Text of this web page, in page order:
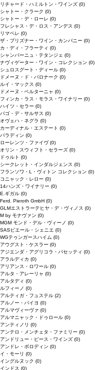
リチャード・ハミルトン・ワインズ (0)
シャトー・クラーク (0)
シャトー・デ・ローレ (0)
フレシャス・デ・ロス・アンデス (0)
リマペレ (0)
ザ・プリズナー・ワイン・カンパニー (0)
カ・ディ・フラーティ (0)
シャンパーニュ・テタンジェ (0)
ナヴィゲーター・ワイン・コレクション (0)
シュロスグート・ディール (0)
ドメーヌ・ド・バロナーク (0)
ルイ・マックス (0)
ドメーヌ・ベルターニャ (0)
フィンカ・ラス・モラス・ワイナリー (0)
ハイツ・セラー (0)
パゴ・デ・サルサス (0)
オヴェハ・ネグラ (0)
カーディナル・エステート (0)
パラディン (0)
ローレンツ・ファイヴ(0)
オリン・スウィフト・セラーズ (0)
ドゥルト (0)
シークレット・インダルジェンス (0)
フランソワ・L・ヴィトン コレクション (0)
コニャック・レロー (0)
14ハンズ・ワイナリー (0)
E.ギガル (0)
Ferd. Pieroth GmbH (0)
GLMエストラーテヒヤ・デ・ヴィノス (0)
M by モナヴァン (0)
MGM モンド・デル・ヴィーノ (0)
SASピエール・シェニエ (0)
WGテゥンガースハイム (0)
アウグスト・ケスラー (0)
アジエンダ・アグリコラ・パセッティ (0)
アラルディカ (0)
アリアンス・ロワール (0)
アルタ・アレーリャ (0)
アルタディ (0)
ルフィーノ (0)
アルティガ・フュステル (2)
アルノー・バイヨ (0)
アルマヴィーヴァ (0)
アルマニャック・ドゥロール (0)
アンティノリ (0)
アンテロ・メンチェタ・ファミリー (0)
アンドリュー・ピース・ワインズ (0)
アンドレ・ボロディン (0)
イ・モーリ (0)
イングルヌック (0)
インドス (0)